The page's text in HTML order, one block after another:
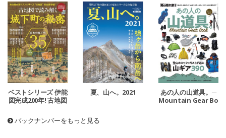
ベストシリーズ 伊能
図完成200年! 古地図
で読み解く城下町の
秘密
夏、山へ。2021
あの人の山道具。─
Mountain Gear Bo
バックナンバーをもっと見る